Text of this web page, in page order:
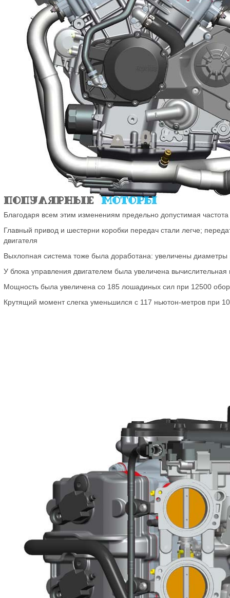
Благодаря всем этим изменениям предельно допустимая
Главный привод и шестерни коробки передач стали легче;
двигателя
Выхлопная система тоже была доработана: увеличены
У блока управления двигателем была увеличена
Мощность была увеличена со 185 лошадиных сил при 12500
Крутящий момент слегка уменьшился с 117 ньютон-метров при